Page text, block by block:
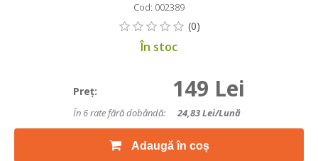
Cod: 002389
În stoc
Preţ: 149 Lei
În 6 rate fără dobândă: 24,83Lei/lună
Adaugă în coș